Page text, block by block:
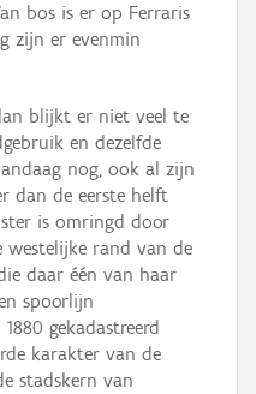
bos is er op Ferraris
zijn er evenmin
blijkt er niet veel te
en dezelfde
nog, ook al zijn
dan de eerste helft
is omringd door
rand van de
daar één van haar
spoorlijn
gekadastreerd
karakter van de
stadskern van